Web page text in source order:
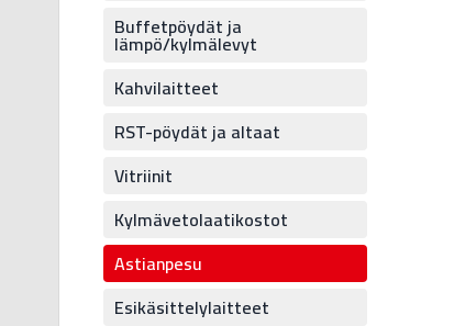
Buffetpöydät ja
lämpö/kylmälevyt
Kahvilaitteet
RST-pöydät ja altaat
Vitriinit
Kylmävetolaatikostot
Astianpesu
Esikäsittelylaitteet